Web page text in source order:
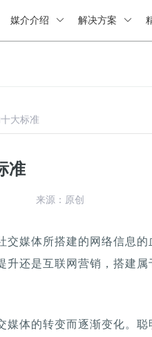
媒介介绍 解决方案
大标准
准
来源：原创
交媒体所搭建的网络信息
升还是互联网营销，搭建
媒体的转变而逐渐变化。